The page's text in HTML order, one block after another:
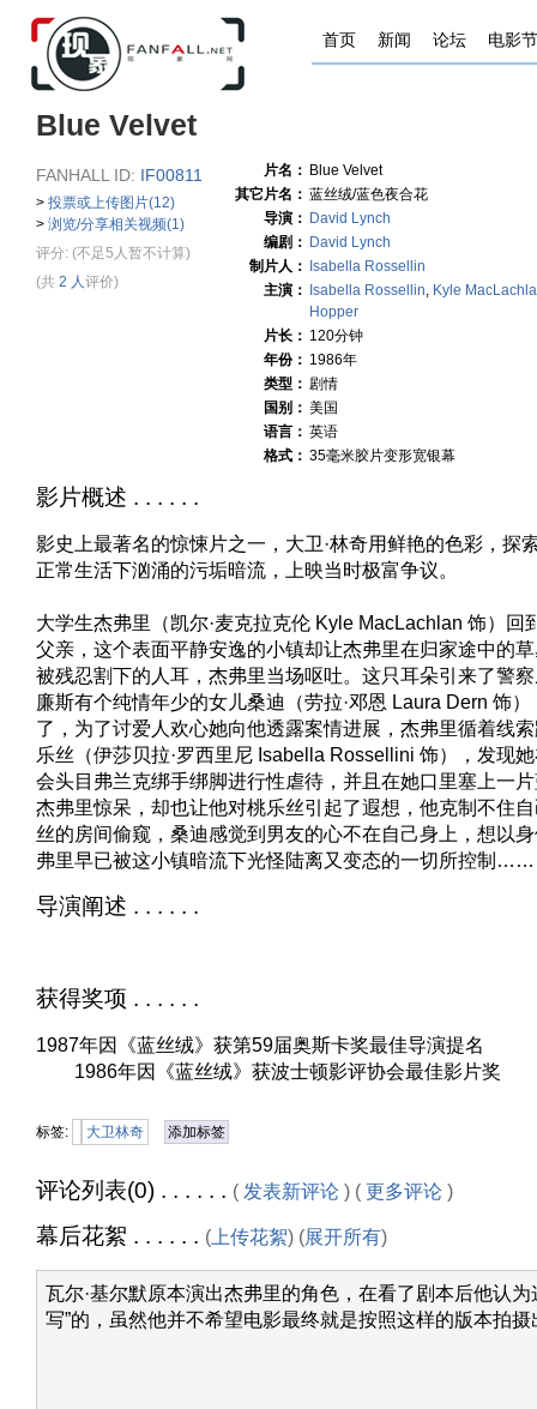
首页 新闻 论坛 电影节
Blue Velvet
FANHALL ID: IF00811
> 投票或上传图片(12)
> 浏览/分享相关视频(1)
评分: (不足5人暂不计算)
(共 2 人评价)
片名： Blue Velvet
其它片名： 蓝丝绒/蓝色夜合花
导演： David Lynch
编剧： David Lynch
制片人：
Isabella Rossellin
主演：
Isabella Rossellin, Kyle
Hopper
片长： 120分钟
年份： 1986年
类型： 剧情
国别： 美国
语言： 英语
格式： 35毫米胶片变形宽银幕
影片概述 . . . . . .
影史上最著名的惊悚片之一，大卫·林奇用鲜艳的色彩，探
正常生活下汹涌的污垢暗流，上映当时极富争议。
大学生杰弗里（凯尔·麦克拉克伦 Kyle MacLachlan 饰）回
父亲，这个表面平静安逸的小镇却让杰弗里在归家途中的
被残忍割下的人耳，杰弗里当场呕吐。这只耳朵引来了警
廉斯有个纯情年少的女儿桑迪（劳拉·邓恩 Laura Dern 饰
了，为了讨爱人欢心她向他透露案情进展，杰弗里循着线
乐丝（伊莎贝拉·罗西里尼 Isabella Rossellini 饰），发现
会头目弗兰克绑手绑脚进行性虐待，并且在她口里塞上一
杰弗里惊呆，却也让他对桃乐丝引起了遐想，他克制不住
丝的房间偷窥，桑迪感觉到男友的心不在自己身上，想以
弗里早已被这小镇暗流下光怪陆离又变态的一切所控制
导演阐述 . . . . . .
获得奖项 . . . . . .
1987年因《蓝丝绒》获第59届奥斯卡奖最佳导演提名
1986年因《蓝丝绒》获波士顿影评协会最佳影片奖
标签: 大卫林奇 添加标签
评论列表(0) . . . . . . ( 发表新评论 ) ( 更多评论 )
幕后花絮 . . . . . . ( 上传花絮) (展开所有)
瓦尔·基尔默原本演出杰弗里的角色，在看了剧本后他认为
写”的，虽然他并不希望电影最终就是按照这样的版本拍摄